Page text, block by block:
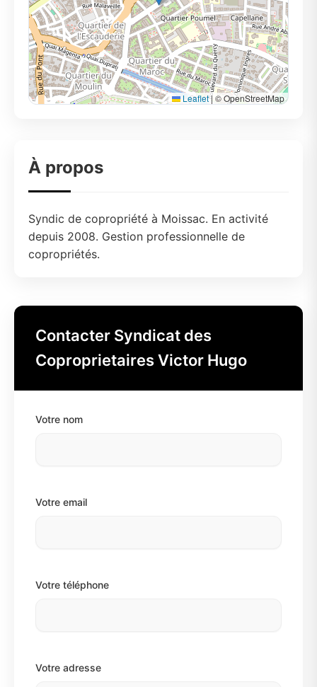
Leaflet|© OpenStreetMap
À propos
Syndic de copropriété à Moissac. En activité
depuis 2008. Gestion professionnelle de
copropriétés.
Contacter Syndicat des
Coproprietaires Victor Hugo
Votre nom
Votre email
Votre téléphone
Votre adresse